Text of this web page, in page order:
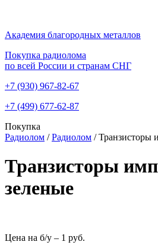
Академия благородных металлов
Покупка радиолома
по всей России и странам СНГ
+7 (930) 967-82-67
+7 (499) 677-62-87
Покупка
Радиолом / Радиолом / Транзисторы
Транзисторы
зеленые
Цена на б/у – 1 руб.